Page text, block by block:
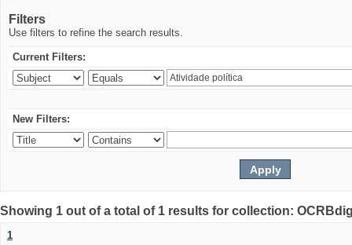
Filters
Use filters to refine the search results.
Current Filters:
New Filters:
Showing 1 out of a total of 1 results for collection:
1